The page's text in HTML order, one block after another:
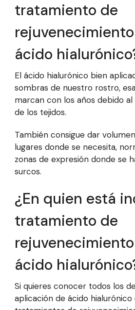
tratamiento de
ácido
El ácido hialurónico bien
sombras de nuestro rostro,
marcan con los años debido
de los tejidos.
También consigue dar
lugares donde se necesita,
zonas de expresión donde se
surcos.
¿En quien está
tratamiento de
ácido
Si quieres conocer todos los
aplicación de ácido hialurónico